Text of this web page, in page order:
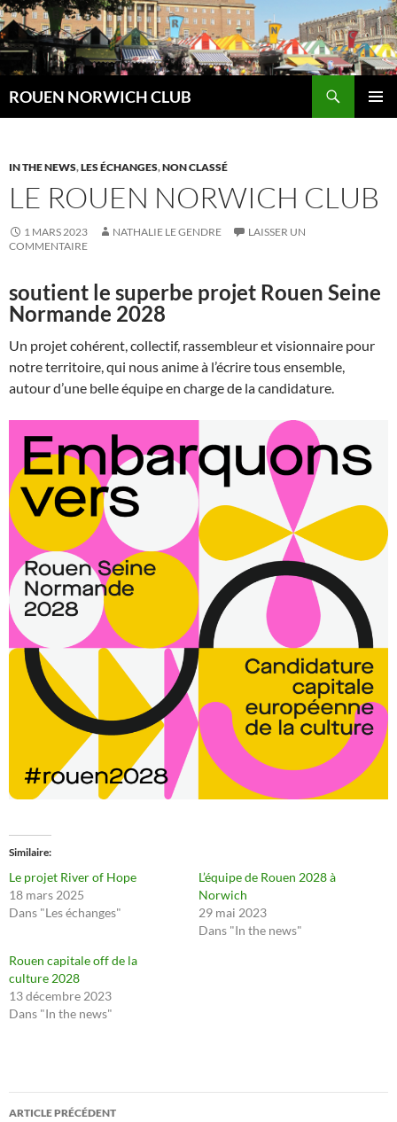
Aller
au
contenu
ROUEN NORWICH CLUB
IN THE NEWS,LES ÉCHANGES,NON CLASSÉ
LE ROUEN NORWICH CLUB
1 MARS 2023 NATHALIE LE GENDRE
LAISSER UN
COMMENTAIRE
soutient le superbe projet Rouen Seine
Normande 2028
Un projet cohérent, collectif, rassembleur et visionnaire pour
notre territoire, qui nous anime à l’écrire tous ensemble,
autour d’une belle équipe en charge de la candidature.
Similaire
Le projet River of Hope
18 mars 2025
Dans "Les échanges"
L’équipe de Rouen 2028 à
Norwich
29 mai 2023
Dans "In the news"
Rouen capitale off de la
culture 2028
13 décembre 2023
Dans "In the news"
Navigation
ARTICLE PRÉCÉDENT